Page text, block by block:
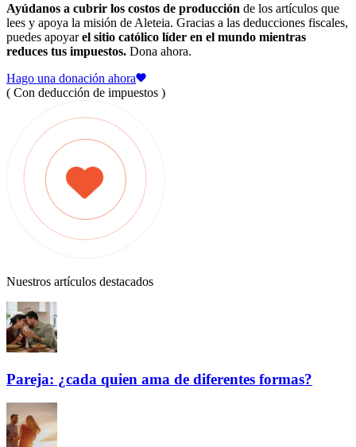
Ayúdanos a cubrir los costos de producción de los artículos que
lees y apoya la misión de Aleteia. Gracias a las deducciones fiscales,
puedes apoyarel sitio católico líder en el mundo mientras
reduces tus impuestos. Dona ahora.
Hago una donación ahora
( Con deducción de impuestos )
Nuestros artículos destacados
Pareja: ¿cada quien ama de diferentes formas?